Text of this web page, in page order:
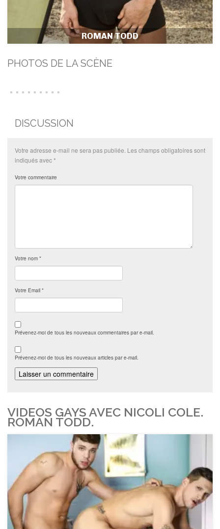
ROMAN TODD
PHOTOS DE LA SCÈNE
DISCUSSION
Votre adresse e-mail ne sera pas publiée. Les champs obligatoires sont
indiqués avec*
Votre commentaire
Votre nom *
Votre Email *
Prévenez-moi de tous les nouveaux commentaires par e-mail.
Prévenez-moi de tous les nouveaux articles par e-mail.
VIDEOS GAYS AVEC NICOLI COLE.
ROMAN TODD.